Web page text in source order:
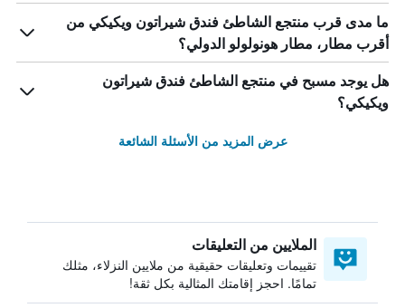
ما مدى قرب منتجع الشاطئ فندق شيراتون ويكيكي من
أقرب مطار، مطار هونولولو الدولي؟
هل يوجد مسبح في منتجع الشاطئ فندق شيراتون
ويكيكي؟
عرض المزيد من الأسئلة الشائعة
الملايين من التعليقات
تقييمات وتعليقات حقيقية من ملايين النزلاء، مثلك
تمامًا. احجز إقامتك المثالية بكل ثقة!